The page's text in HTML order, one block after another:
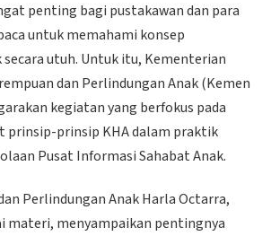
penting bagi pustakawan dan para
untuk memahami konsep
utuh. Untuk itu, Kementerian
dan Perlindungan Anak (Kemen
kegiatan yang berfokus pada
prinsip-prinsip KHA dalam praktik
Pusat Informasi Sahabat Anak.
Perlindungan Anak Harla Octarra,
materi, menyampaikan pentingnya